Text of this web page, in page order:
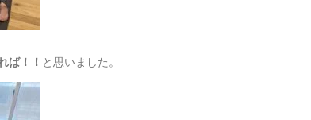
ば！！ と思いました。